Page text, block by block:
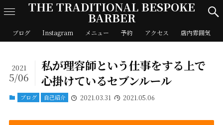
THE TRADITIONAL BESPOKE
BARBER
ブログ Instagram メニュー 予約 アクセス 店内雰囲気
私が理容師という仕事をする上で
心掛けているセブンルール
2021
5/06
ブログ 自己紹介 2021.03.31 2021.05.06